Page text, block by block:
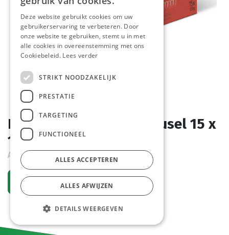
Belcanto Xtreme Vanreusel 15 x
120 gr
Actief
Vraag een account aan
Deze website gebruikt cookies om uw
gebruikerservaring te verbeteren. Door
onze website te gebruiken, stemt u in met
alle cookies in overeenstemming met ons
Cookiebeleid. Lees verder
STRIKT NOODZAKELIJK
PRESTATIE
TARGETING
FUNCTIONEEL
ALLES ACCEPTEREN
ALLES AFWIJZEN
DETAILS WEERGEVEN